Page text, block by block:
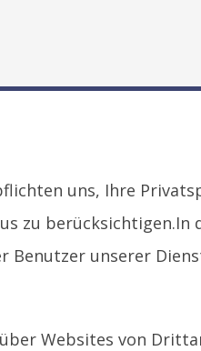
uns, Ihre
zu berücksichtigen.In
Benutzer unserer
Websites von